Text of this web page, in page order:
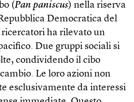
(Pan paniscus) nella riserva
Democratica del
ha rilevato un
Due gruppi sociali si
condividendo il cibo
Le loro azioni non
esclusivamente da interessi